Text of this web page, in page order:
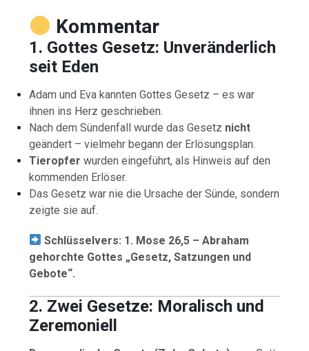
Kommentar
1. Gottes Gesetz: Unveränderlich
seit Eden
Adam und Eva kannten Gottes Gesetz – es war
ihnen ins Herz geschrieben.
Nach dem Sündenfall wurde das Gesetz nicht
geändert – vielmehr begann der Erlösungsplan.
Tieropfer wurden eingeführt, als Hinweis auf den
kommenden Erlöser.
Das Gesetz war nie die Ursache der Sünde, sondern
zeigte sie auf.
Schlüsselvers: 1. Mose 26,5 – Abraham
gehorchte Gottes „Gesetz, Satzungen und
Gebote“.
2. Zwei Gesetze: Moralisch und
Zeremoniell